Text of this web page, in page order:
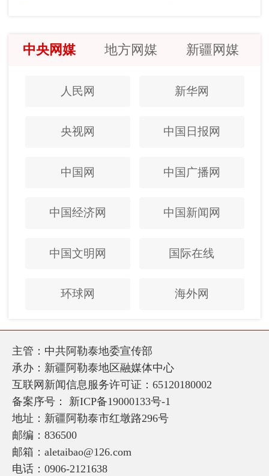
中央网媒 地方网媒 新疆网媒
人民网 新华网
央视网 中国日报网
中国网 中国广播网
中国经济网 中国新闻网
中国文明网 国际在线
环球网 海外网
主管：中共阿勒泰地委宣传部
承办：新疆阿勒泰地区融媒体中心
互联网新闻信息服务许可证：65120180002
备案序号： 新ICP备19000133号-1
地址：新疆阿勒泰市红墩路296号
邮编：836500
邮箱：aletaibao@126.com
电话：0906-2121638